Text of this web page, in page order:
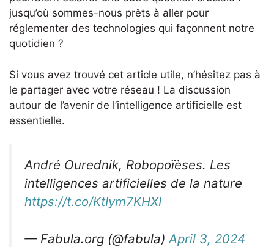
jusqu’où sommes-nous prêts à aller pour
réglementer des technologies qui façonnent notre
quotidien ?
Si vous avez trouvé cet article utile, n’hésitez pas à
le partager avec votre réseau ! La discussion
autour de l’avenir de l’intelligence artificielle est
essentielle.
André Ourednik, Robopoïèses. Les
intelligences artificielles de la nature
https://t.co/KtIym7KHXI
— Fabula.org (@fabula) April 3, 2024